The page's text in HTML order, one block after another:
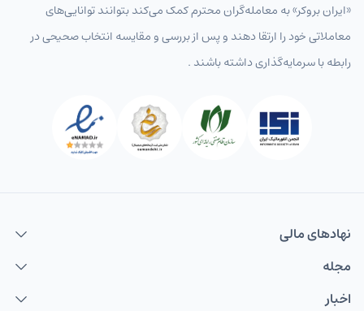
«ایران بروکر» به معامله‌گران محترم کمک می‌کند بتوانند توانایی‌های
معاملاتی خود را ارتقا دهند و پس از بررسی و مقایسه انتخاب‌ صحیحی در
رابطه با سرمایه‌گذاری داشته باشند .
نهاد‌های مالی
مجله
اخبار